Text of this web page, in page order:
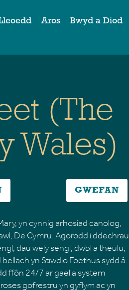
Aros Bwyd a Diod
(The
Wales)
GWEFAN
yn cynnig arhosiad canolog,
De Cymru. Agorodd i ddechrau
dau wely sengl, dwbl a theulu,
yn Stiwdio Foethus sydd â
ffôn 24/7 ar gael a system
gofrestru yn gyflym ac yn